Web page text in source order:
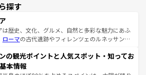
探す
は歴史、文化、グルメ、自然と多彩な魅力にあふ
ローマの古代遺跡やフィレンツェのルネッサンス
スカーナの美しい田園風景やアマルフィ海岸の絶
自然景観も見逃せない。観光の合間には、本場の
スタなど、絶品のイタリア料理を堪能することも
の観光ポイントと人気スポット・知ってお
本情報